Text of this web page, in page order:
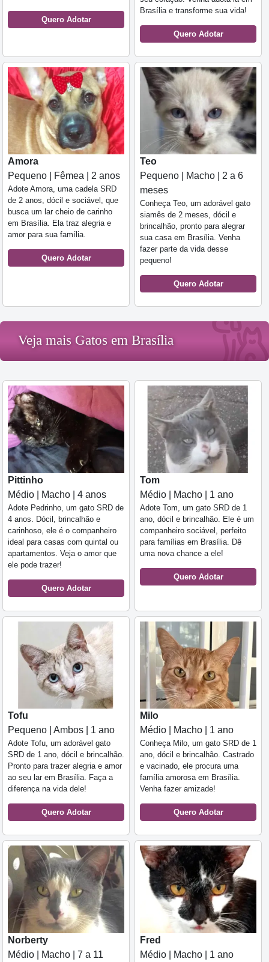
Quero Adotar
Brasília e transforme sua vida!
Quero Adotar
Amora
Pequeno | Fêmea | 2 anos
Adote Amora, uma cadela SRD
de 2 anos, dócil e sociável, que
busca um lar cheio de carinho
em Brasília. Ela traz alegria e
amor para sua família.
Quero Adotar
Teo
Pequeno | Macho | 2 a 6
meses
Conheça Teo, um adorável gato
siamês de 2 meses, dócil e
brincalhão, pronto para alegrar
sua casa em Brasília. Venha
fazer parte da vida desse
pequeno!
Quero Adotar
Veja mais Gatos em Brasília
Pittinho
Médio | Macho | 4 anos
Adote Pedrinho, um gato SRD de
4 anos. Dócil, brincalhão e
carinhoso, ele é o companheiro
ideal para casas com quintal ou
apartamentos. Veja o amor que
ele pode trazer!
Quero Adotar
Tom
Médio | Macho | 1 ano
Adote Tom, um gato SRD de 1
ano, dócil e brincalhão. Ele é um
companheiro sociável, perfeito
para famílias em Brasília. Dê
uma nova chance a ele!
Quero Adotar
Tofu
Pequeno | Ambos | 1 ano
Adote Tofu, um adorável gato
SRD de 1 ano, dócil e brincalhão.
Pronto para trazer alegria e amor
ao seu lar em Brasília. Faça a
diferença na vida dele!
Quero Adotar
Milo
Médio | Macho | 1 ano
Conheça Milo, um gato SRD de 1
ano, dócil e brincalhão. Castrado
e vacinado, ele procura uma
família amorosa em Brasília.
Venha fazer amizade!
Quero Adotar
Norberty
Médio | Macho | 7 a 11
Fred
Médio | Macho | 1 ano